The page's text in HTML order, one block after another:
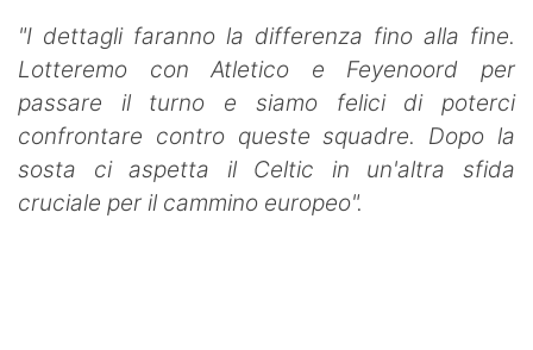
"I dettagli faranno la differenza fino alla fine.
Lotteremo con Atletico e Feyenoord per
passare il turno e siamo felici di poterci
confrontare contro queste squadre. Dopo la
sosta ci aspetta il Celtic in un'altra sfida
cruciale per il cammino europeo".